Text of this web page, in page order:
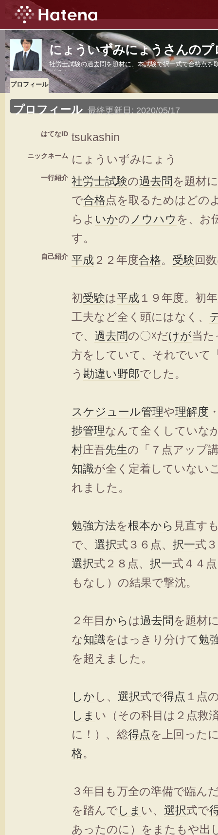
にょういずみにょうさんのプ
社労士試験の過去問を題材に、本試験で択一式で合格点
グです。
プロフィール
プロフィール 最終更新日: 2020/05/17
はてなID tsukashin
ニックネーム にょういずみにょう
一行紹介 社労士試験の過去問を題材
で合格点を取るためはどの
らよ いかの ノウハウ を、お
す。
自己紹介 平成 ２２年度合格。 受験回
初受験は平成 １９年度。初
工夫など全く頭にはなく、
で、 過去問の〇☓だけが当た
方をしていて、それでいて
う 勘違い野郎でした。
スケジュール管理や理解度
捗管理なんて全くしていな
村庄吾先生の「７点アップ
知識が全く定着していない
れました。
勉強方法を根本から 見直す
で、 選択式３６点、 択一式
選択式２８点、 択一式４４
もなし）の結果で撃沈。
２年目 からは過去問を題材
な知識をはっきり分けて勉
を超えました。
しか し、 選択式で得点 １点
しま い（その科目は２点救
に！）、総得点を上回った
格。
３年目も万全の準備で臨ん
を踏んでしま い、 選択式で
あったのに）をまたもや出